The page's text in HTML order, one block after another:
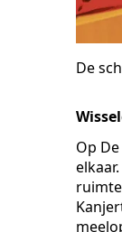
De
Op